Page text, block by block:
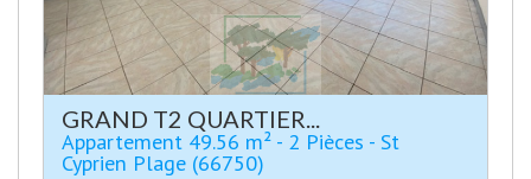
GRAND T2 QUARTIER...
Appartement 49.56 m² - 2 Pièces - St
Cyprien Plage (66750)